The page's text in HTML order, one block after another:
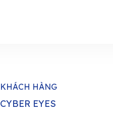
KHÁCH HÀNG
CYBER EYES